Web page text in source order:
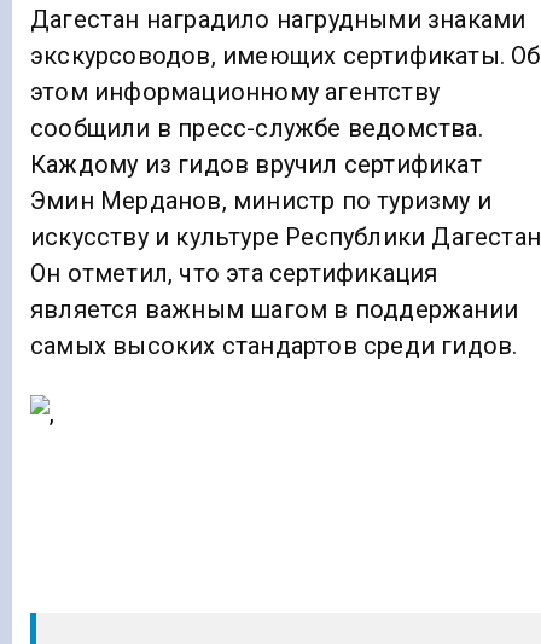
Дагестан наградило нагрудными знаками
экскурсоводов, имеющих сертификаты. Об
этом информационному агентству
сообщили в пресс-службе ведомства.
Каждому из гидов вручил сертификат
Эмин Мерданов, министр по туризму и
искусству и культуре Республики
Он отметил, что эта сертификация
является важным шагом в поддержании
самых высоких стандартов среди гидов.